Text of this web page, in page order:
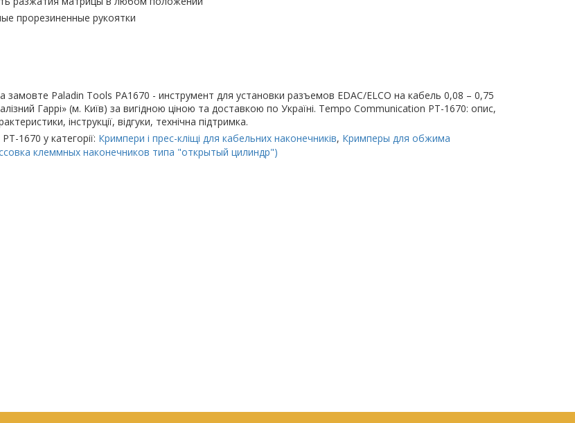
прорезиненные рукоятки
замовте Paladin Tools PA1670 - инструмент для установки разъемов EDAC/ELCO на кабель 0,08 – 0,75
Гаррі» (м. Київ) за вигідною ціною та доставкою по Україні. Tempo Communication PT-1670: опис,
інструкції, відгуки, технічна підтримка.
1670 у категорії: Кримпери і прес-кліщі для кабельних наконечників, Кримперы для обжима
клеммных наконечников типа "открытый цилиндр")